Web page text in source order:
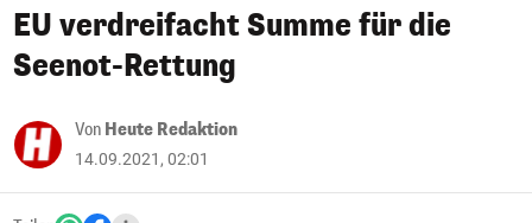
EU verdreifacht Summe für die
Seenot-Rettung
Von Heute Redaktion
14.09.2021, 02:01